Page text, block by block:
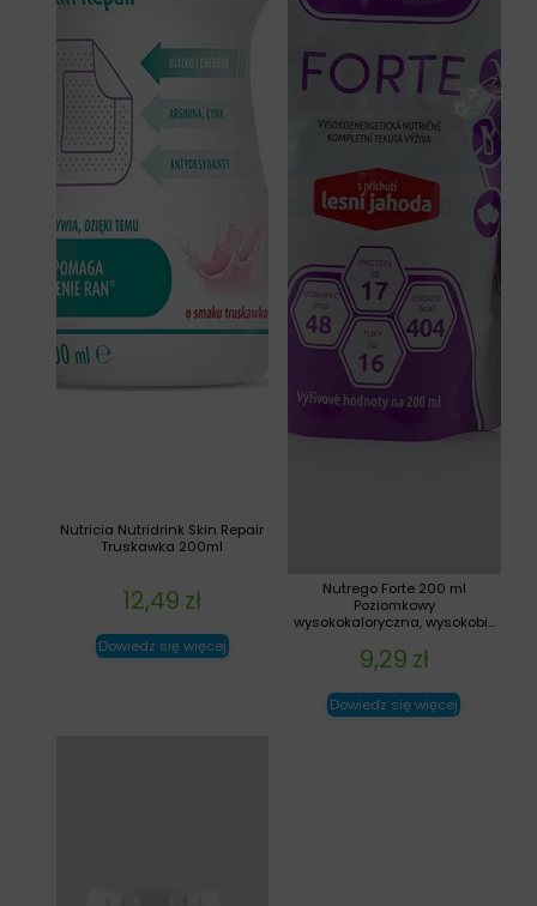
Nutrego Forte 200 ml
Poziomkowy
wysokokaloryczna, wysokobi...
9,29 zł
Dowiedz się więcej
Nutricia Nutridrink Skin Repair
Truskawka 200ml
12,49 zł
Dowiedz się więcej